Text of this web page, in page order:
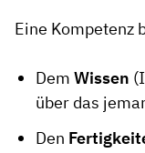
Eine Kompetenz
Dem Wissen
über das
Den